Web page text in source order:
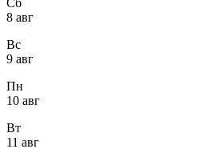
8 авг
Вс
9 авг
Пн
10 авг
Вт
11 авг